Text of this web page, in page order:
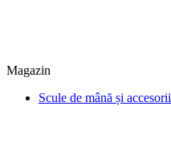
Magazin
Scule de mână și accesorii